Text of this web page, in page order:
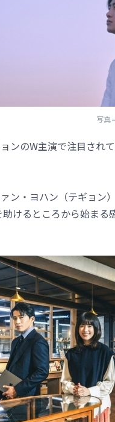
写真
ンのW主演で注目され
ン・ヨハン（テギョン
けるところから始ま